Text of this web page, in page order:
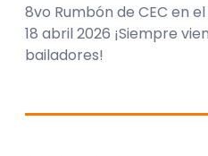
8vo Rumbón de CEC en
18 abril 2026 ¡Siempre
bailadores!